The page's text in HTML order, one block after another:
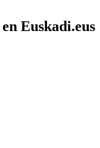
Euskadi.eus